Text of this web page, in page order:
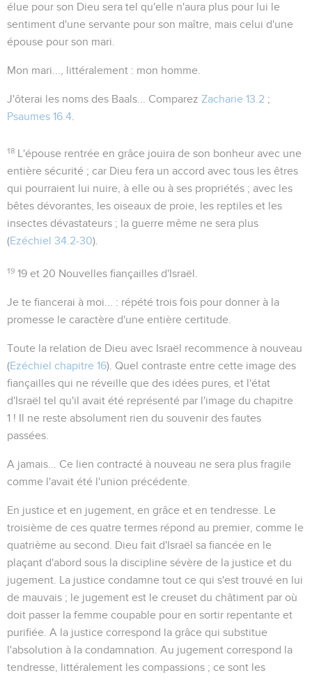
élue pour son Dieu sera tel qu'elle n'aura plus pour lui le
sentiment d'une servante pour son maître, mais celui d'une
épouse pour son mari.
Mon mari... , littéralement : mon homme
J'ôterai les noms des Baals... Comparez Zacharie 13.2 ;
Psaumes 16.4
18 L'épouse rentrée en grâce jouira de son bonheur avec une
entière sécurité ; car Dieu fera un accord avec tous les êtres
qui pourraient lui nuire, à elle ou à ses propriétés ; avec les
bêtes dévorantes, les oiseaux de proie, les reptiles et les
insectes dévastateurs ; la guerre même ne sera plus
(Ezéchiel 34.2-30).
19 19 et 20 Nouvelles fiançailles d'Israël.
Je te fiancerai à moi...
: répété trois fois pour donner à la
promesse le caractère d'une entière certitude.
Toute la relation de Dieu avec Israël recommence à nouveau
(Ezéchiel chapitre 16). Quel contraste entre cette image des
fiançailles qui ne réveille que des idées pures, et l'état
d'Israël tel qu'il avait été représenté par l'image du chapitre
1 ! Il ne reste absolument rien du souvenir des fautes
passées.
A jamais...
Ce lien contracté à nouveau ne sera plus fragile
comme l'avait été l'union précédente.
En justice et en jugement, en grâce et en tendresse . Le
troisième de ces quatre termes répond au premier, comme le
quatrième au second. Dieu fait d'Israël sa fiancée en le
plaçant d'abord sous la discipline sévère de la justice et du
jugement . La justice condamne tout ce qui s'est trouvé en lui
de mauvais ; le jugement est le creuset du châtiment par où
doit passer la femme coupable pour en sortir repentante et
purifiée. A la justice correspond la grâce qui substitue
l'absolution à la condamnation. Au jugement correspond la
tendresse , littéralement les compassions ; ce sont les